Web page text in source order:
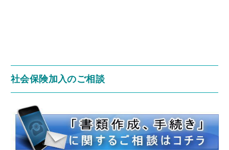
社会保険加入のご相談